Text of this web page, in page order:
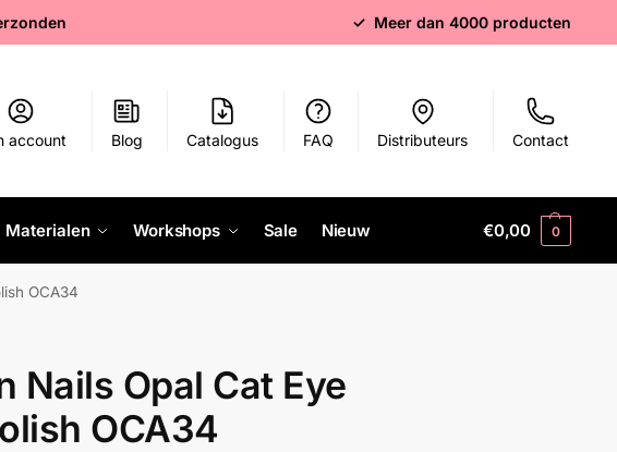
✓ Meer dan 4000 producten
account Blog Catalogus FAQ Distributeurs Contact
Materialen Workshops Sale Nieuw €0,00 0
OCA34
Nails Opal Cat Eye
OCA34